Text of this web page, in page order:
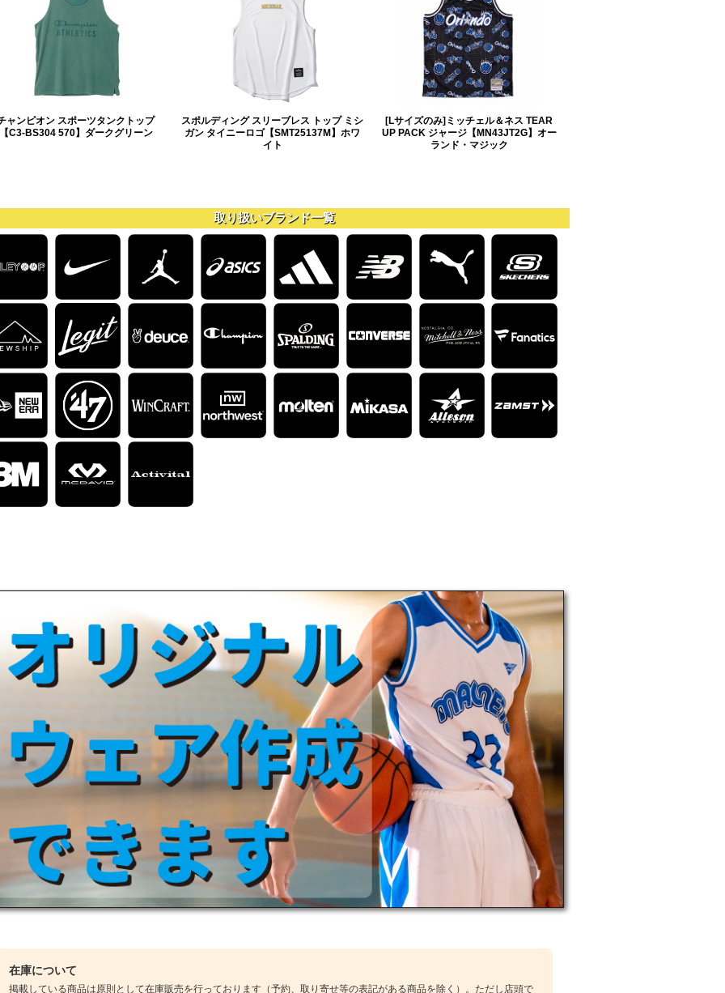
ャンピオン スポーツタンクトップ
C3-BS304 570】ダークグリーン
スポルディング スリーブレス トップ ミシ
ガン タイニーロゴ【SMT25137M】ホワ
イト
[Lサイズのみ]ミッチェル＆ネス TEAR
UP PACK ジャージ【MN43JT2G】オー
ランド・マジック
取り扱いブランド一覧
在庫について
掲載している商品は原則として在庫販売を行っております（予約、取り寄せ等の表記がある商品を除く）。ただし店頭で